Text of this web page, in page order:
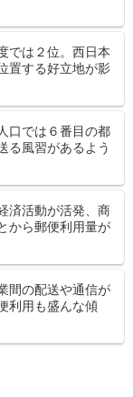
では２位。西日本
置する好立地が影
口では６番目の都
る風習があるよう
済活動が活発、商
から郵便利用量が
間の配送や通信が
利用も盛んな傾